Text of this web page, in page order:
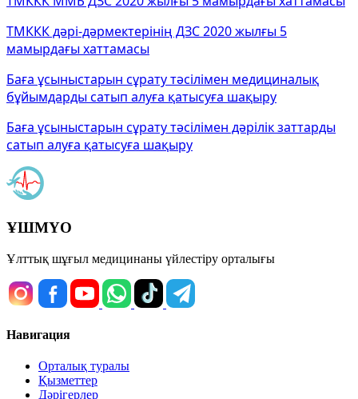
ТМККК дәрі-дәрмектерінің ДЗС 2020 жылғы 5
мамырдағы хаттамасы
Баға ұсыныстарын сұрату тәсілімен медициналық
бұйымдарды сатып алуға қатысуға шақыру
Баға ұсыныстарын сұрату тәсілімен дәрілік заттарды
сатып алуға қатысуға шақыру
ҰШМҮО
Ұлттық шұғыл медицинаны үйлестіру орталығы
Навигация
Орталық туралы
Қызметтер
Дәрігерлер